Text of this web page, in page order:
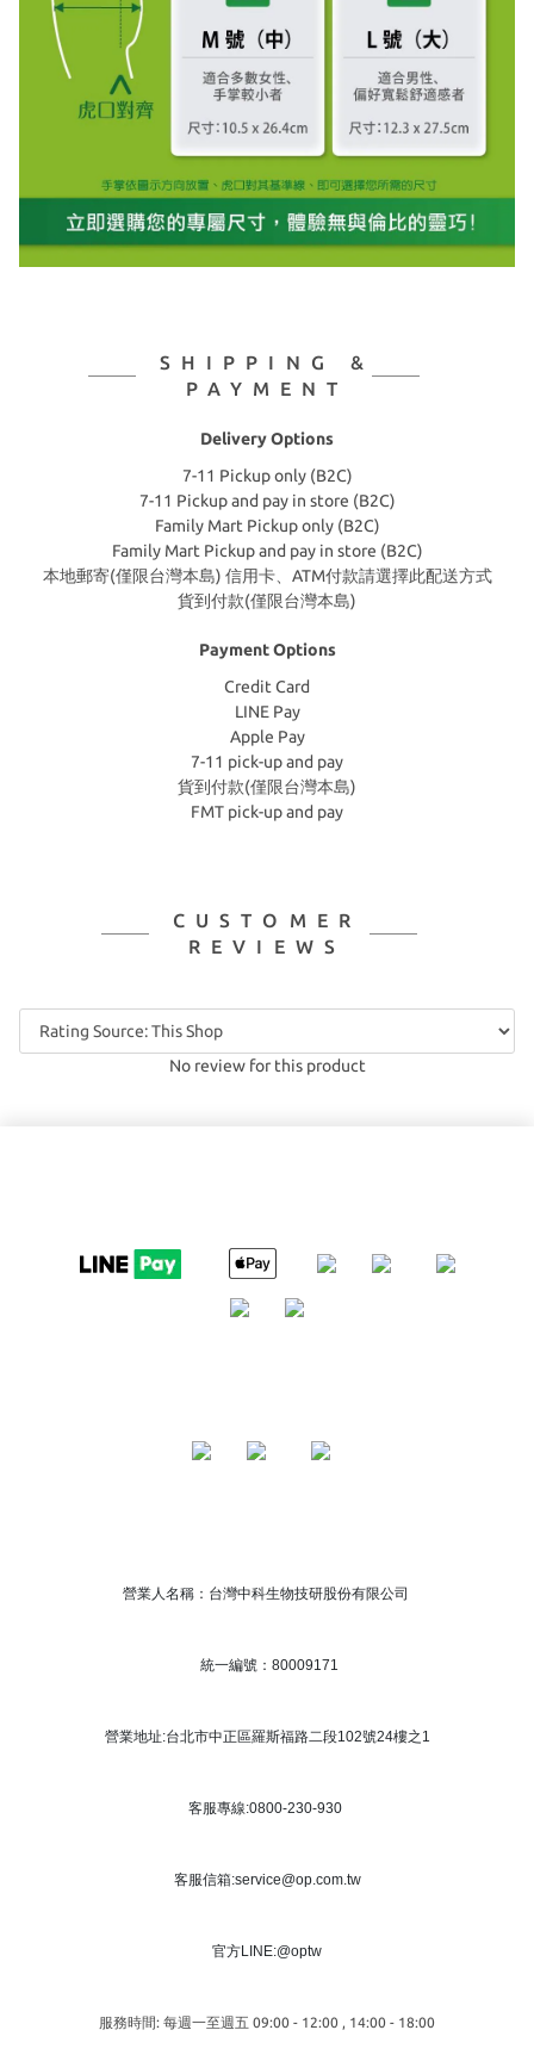
SHIPPING &
PAYMENT
Delivery Options
7-11 Pickup only (B2C)
7-11 Pickup and pay in store (B2C)
Family Mart Pickup only (B2C)
Family Mart Pickup and pay in store (B2C)
本地郵寄(僅限台灣本島) 信用卡、ATM付款請選擇此配送方式
貨到付款(僅限台灣本島)
Payment Options
Credit Card
LINE Pay
Apple Pay
7-11 pick-up and pay
貨到付款(僅限台灣本島)
FMT pick-up and pay
CUSTOMER
REVIEWS
No review for this product
營業人名稱：台灣中科生物技研股份有限公司
統一編號：80009171
營業地址:台北市中正區羅斯福路二段102號24樓之1
客服專線:0800-230-930
客服信箱:service@op.com.tw
官方LINE:@optw
服務時間: 每週一至週五 09:00 - 12:00 , 14:00 - 18:00